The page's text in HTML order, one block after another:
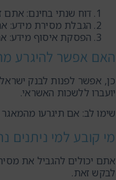
דוח שנתי בחינם: אתם
הגבלת מסירת מידע:
הפסקת איסוף מידע:
האם אפשר להיגרע
כן, אפשר לפנות לבנק
יועברו ללשכות האשראי.
שימו לב: אם תיגרעו
מי קובע למי ניתנים
אתם יכולים להגביל את
לבקש זאת.